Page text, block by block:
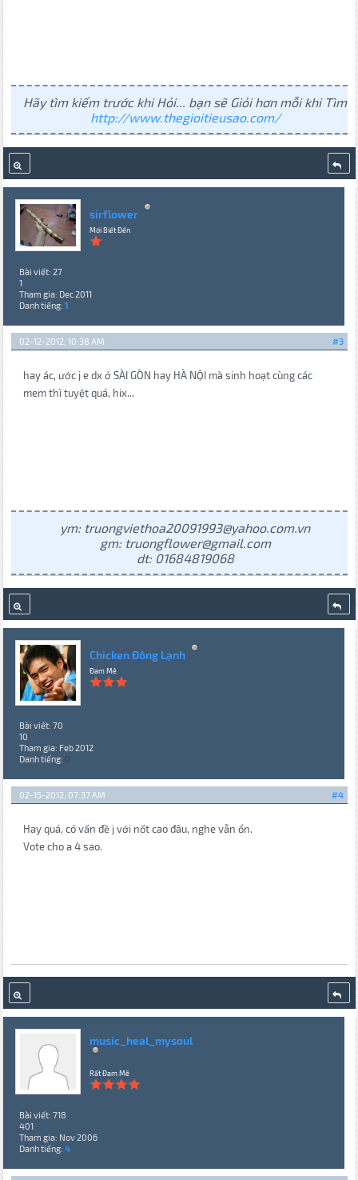
Hãy tìm kiếm trước khi Hỏi... bạn sẽ Giỏi hơn mỗi khi Tìm
http://www.thegioitieusao.com/
sirflower
Mới Biết Đến
Bài viết: 27
1
Tham gia: Dec 2011
Danh tiếng: 1
#3
02-12-2012, 10:38 AM
hay ác, ước j e dx ở SÀI GÒN hay HÀ NỘI mà sinh hoạt cùng các
mem thì tuyệt quá, hix...
ym: truongviethoa20091993@yahoo.com.vn
gm: truongflower@gmail.com
dt: 01684819068
Chicken Đông Lạnh
Đam Mê
Bài viết: 70
10
Tham gia: Feb 2012
Danh tiếng: 0
#4
02-15-2012, 07:37 AM
Hay quá, có vấn đề j với nốt cao đâu, nghe vẫn ổn.
Vote cho a 4 sao.
music_heal_mysoul
Rất Đam Mê
Bài viết: 718
401
Tham gia: Nov 2006
Danh tiếng: 4